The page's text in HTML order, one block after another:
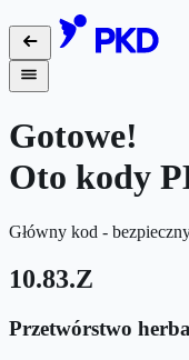
Gotowe!
Oto kody
Główny kod -
10.83.Z
Przetwórstwo